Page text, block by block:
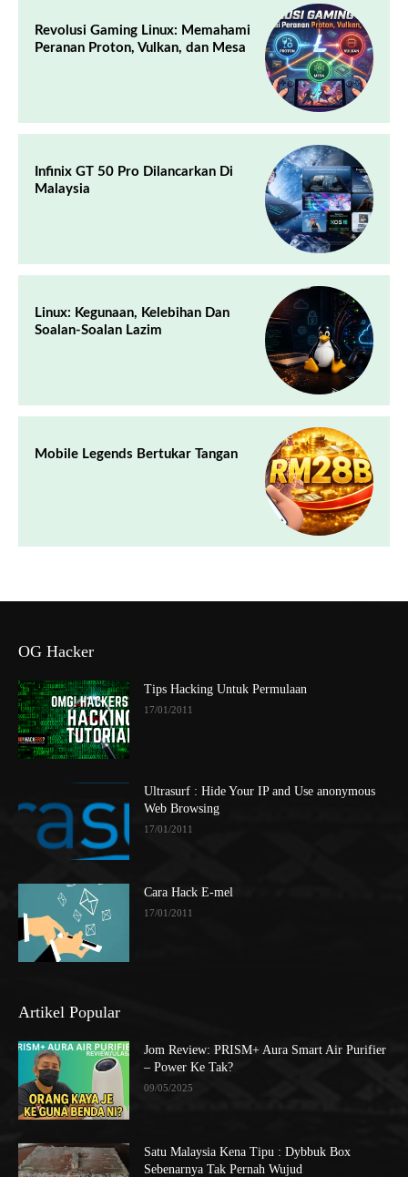
Revolusi Gaming Linux: Memahami
Peranan Proton, Vulkan, dan Mesa
Infinix GT 50 Pro Dilancarkan Di
Malaysia
Linux: Kegunaan, Kelebihan Dan
Soalan-Soalan Lazim
Mobile Legends Bertukar Tangan
OG Hacker
Tips Hacking Untuk Permulaan
17/01/2011
Ultrasurf : Hide Your IP and Use anonymous
Web Browsing
17/01/2011
Cara Hack E-mel
17/01/2011
Artikel Popular
Jom Review: PRISM+ Aura Smart Air Purifier
– Power Ke Tak?
09/05/2025
Satu Malaysia Kena Tipu : Dybbuk Box
Sebenarnya Tak Pernah Wujud